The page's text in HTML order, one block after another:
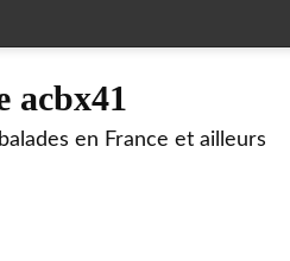
acbx41
en France et ailleurs